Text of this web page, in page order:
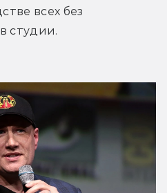
всех без
студии.